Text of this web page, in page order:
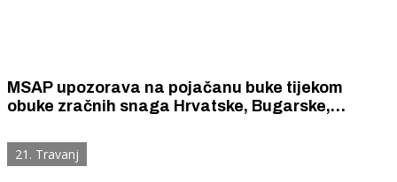
MSAP upozorava na pojačanu buke tijekom
obuke zračnih snaga Hrvatske, Bugarske,
Ličko-senjeske i Šibensko-kninske županije.
21. Travanj